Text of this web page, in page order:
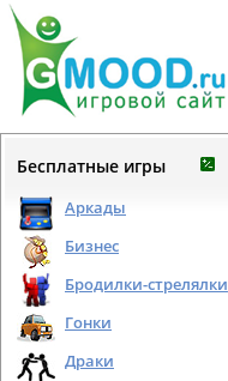
Бесплатные игры
Аркады
Бизнес
Бродилки-стрелялки
Гонки
Драки